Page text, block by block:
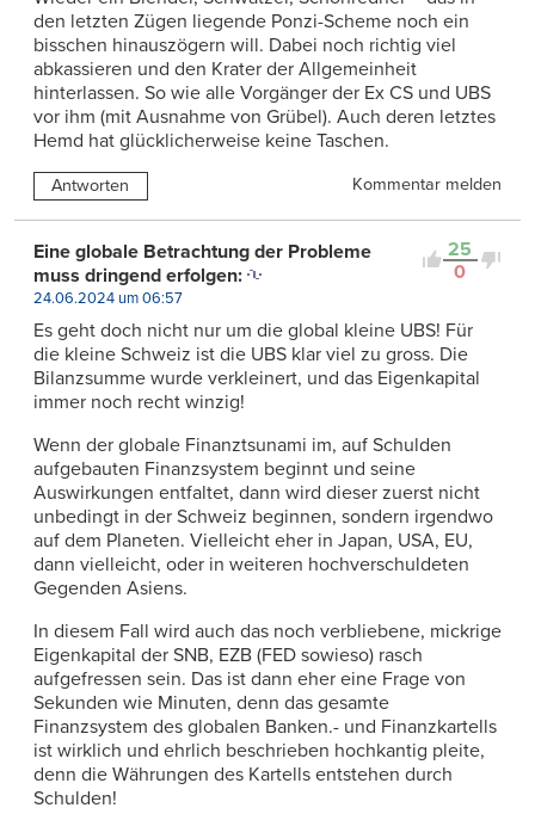
den letzten Zügen liegende Ponzi-Scheme noch ein
bisschen hinauszögern will. Dabei noch richtig viel
abkassieren und den Krater der Allgemeinheit
hinterlassen. So wie alle Vorgänger der Ex CS und UBS
vor ihm (mit Ausnahme von Grübel). Auch deren letztes
Hemd hat glücklicherweise keine Taschen.
Antworten Kommentar melden
25
0
Eine globale Betrachtung der Probleme
muss dringend erfolgen:
24.06.2024 um 06:57
Es geht doch nicht nur um die global kleine UBS! Für
die kleine Schweiz ist die UBS klar viel zu gross. Die
Bilanzsumme wurde verkleinert, und das Eigenkapital
immer noch recht winzig!
Wenn der globale Finanztsunami im, auf Schulden
aufgebauten Finanzsystem beginnt und seine
Auswirkungen entfaltet, dann wird dieser zuerst nicht
unbedingt in der Schweiz beginnen, sondern irgendwo
auf dem Planeten. Vielleicht eher in Japan, USA, EU,
dann vielleicht, oder in weiteren hochverschuldeten
Gegenden Asiens.
In diesem Fall wird auch das noch verbliebene, mickrige
Eigenkapital der SNB, EZB (FED sowieso) rasch
aufgefressen sein. Das ist dann eher eine Frage von
Sekunden wie Minuten, denn das gesamte
Finanzsystem des globalen Banken.- und Finanzkartells
ist wirklich und ehrlich beschrieben hochkantig pleite,
denn die Währungen des Kartells entstehen durch
Schulden!